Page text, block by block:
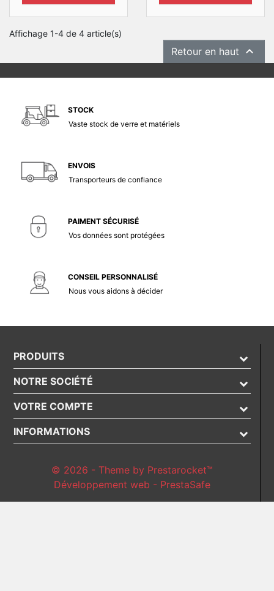
Affichage 1-4 de 4 article(s)
Retour en haut 
STOCK
Vaste stock de verre et matériels
ENVOIS
Transporteurs de confiance
PAIMENT SÉCURISÉ
Vos données sont protégées
CONSEIL PERSONNALISÉ
Nous vous aidons à décider
PRODUITS
NOTRE SOCIÉTÉ
VOTRE COMPTE
INFORMATIONS
© 2026 - Theme by Prestarocket™
Développement web - PrestaSafe